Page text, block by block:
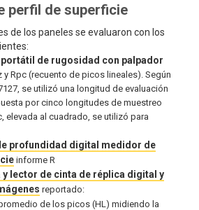
perfil de superficie
de los paneles se evaluaron con los
de rugosidad con palpador
y Rpc (recuento de picos lineales). Según
se utilizó una longitud de evaluación
por cinco longitudes de muestreo
elevada al cuadrado, se utilizó para
profundidad digital medidor de
informe R
y lector de cinta de réplica digital y
reportado:
de los picos (HL) midiendo la